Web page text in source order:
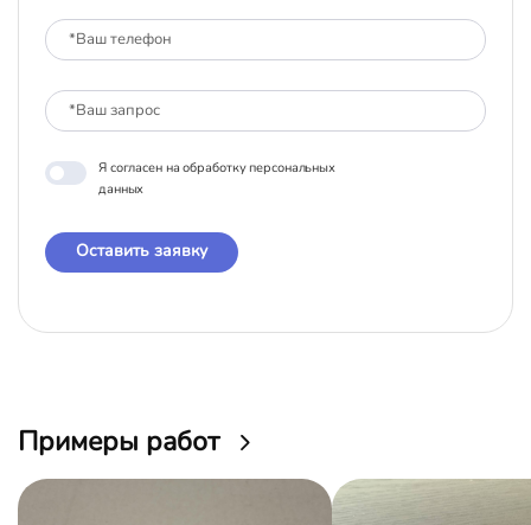
Я согласен на обработку персональных
данных
Оставить заявку
Примеры работ